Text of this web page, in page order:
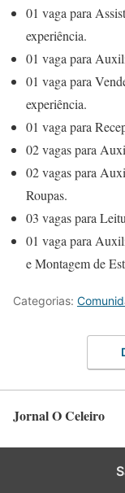
01 vaga para
experiência.
01 vaga para
01 vaga para
experiência.
01 vaga para
02 vagas para
02 vagas para
Roupas.
03 vagas para
01 vaga para
e Montagem de
Categorias:
Jornal O Celeiro